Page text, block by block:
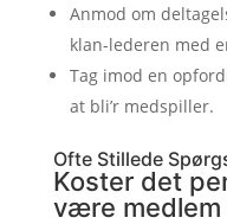
Anmod om
klan-lederen med
Tag imod en
at bli’r medspiller.
Ofte Stillede
Koster det
være medlem